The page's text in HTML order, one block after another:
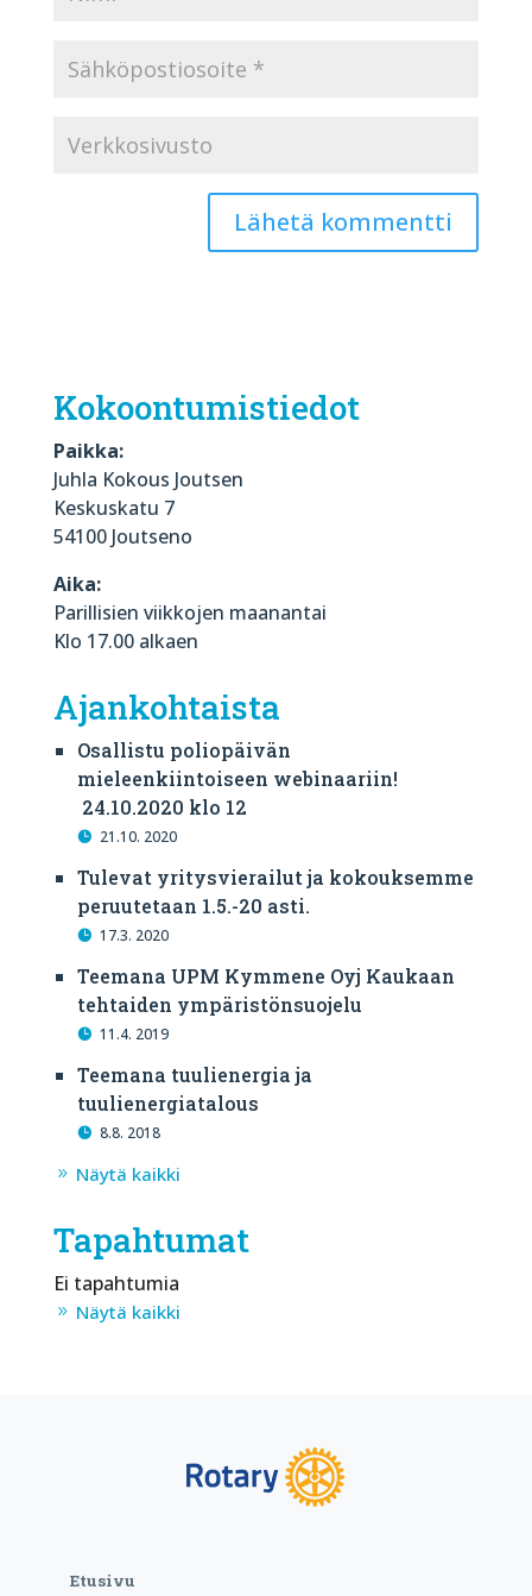
Kokoontumistiedot
Paikka:
Juhla Kokous Joutsen
Keskuskatu 7
54100 Joutseno
Aika:
Parillisien viikkojen maanantai
Klo 17.00 alkaen
Ajankohtaista
Osallistu poliopäivän
mieleenkiintoiseen webinaariin!
24.10.2020 klo 12
21.10. 2020
Tulevat yritysvierailut ja kokouksemme
peruutetaan 1.5.-20 asti.
17.3. 2020
Teemana UPM Kymmene Oyj Kaukaan
tehtaiden ympäristönsuojelu
11.4. 2019
Teemana tuulienergia ja
tuulienergiatalous
8.8. 2018
Näytä kaikki
Tapahtumat
Ei tapahtumia
Näytä kaikki
Etusivu